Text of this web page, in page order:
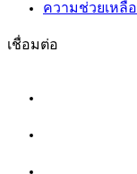
ความช่วยเหลือ
เชื่อมต่อ